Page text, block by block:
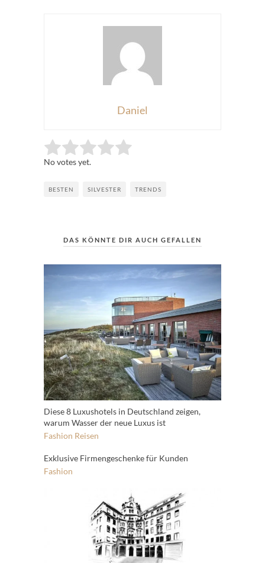
Daniel
Rate this item: Submit Rating
No votes yet.
BESTEN SILVESTER TRENDS
DAS KÖNNTE DIR AUCH GEFALLEN
Diese 8 Luxushotels in Deutschland zeigen,
warum Wasser der neue Luxus ist
Fashion Reisen
Exklusive Firmengeschenke für Kunden
Fashion